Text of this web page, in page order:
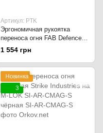
Артикул: PTK
Эргономичная рукоятка
переноса огня FAB Defence
PTK на Picatinny. Чёрный
1 554 грн
Новинка
3